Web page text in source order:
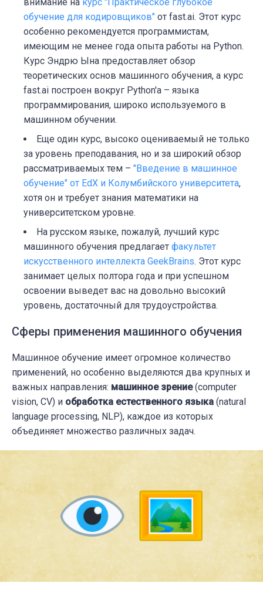
обучение для кодировщиков" от fast.ai. Этот курс
особенно рекомендуется программистам,
имеющим не менее года опыта работы на Python.
Курс Эндрю Ына предоставляет обзор
теоретических основ машинного обучения, а курс
fast.ai построен вокруг Python'а – языка
программирования, широко используемого в
машинном обучении.
Еще один курс, высоко оцениваемый не только
за уровень преподавания, но и за широкий обзор
рассматриваемых тем – "Введение в машинное
обучение" от EdX и Колумбийского университета,
хотя он и требует знания математики на
университетском уровне.
На русском языке, пожалуй, лучший курс
машинного обучения предлагает факультет
искусственного интеллекта GeekBrains. Этот курс
занимает целых полтора года и при успешном
освоении выведет вас на довольно высокий
уровень, достаточный для трудоустройства.
Сферы применения машинного обучения
Машинное обучение имеет огромное количество
применений, но особенно выделяются два крупных и
важных направления: машинное зрение(computer
vision, CV) и обработка естественного языка (natural
language processing, NLP), каждое из которых
объединяет множество различных задач.